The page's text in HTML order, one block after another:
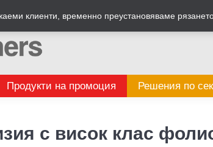
калкулатор
Продукти на промоция Решения по
с висок клас
клиенти, временно преустановяваме